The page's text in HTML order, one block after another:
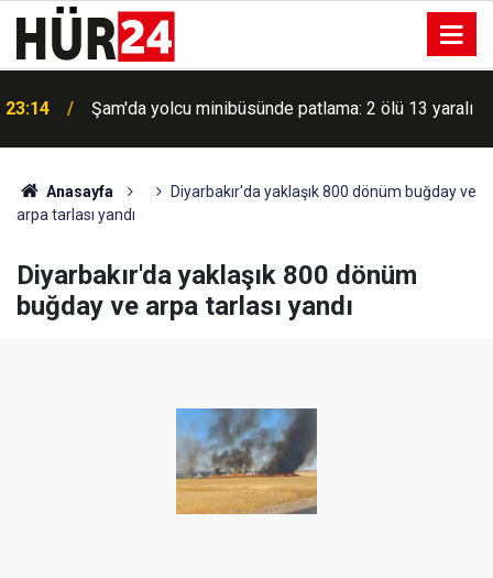
23:14 Şam'da yolcu minibüsünde patlama: 2 ölü 13 yaralı
Anasayfa
Diyarbakır'da yaklaşık 800 dönüm buğday ve
arpa tarlası yandı
Diyarbakır'da yaklaşık 800 dönüm
buğday ve arpa tarlası yandı